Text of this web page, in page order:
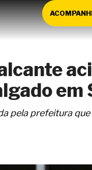
em
pela prefeitura